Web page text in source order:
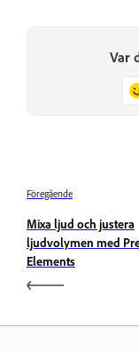
Var
Föregående
Mixa ljud och justera
ljudvolymen med
Elements